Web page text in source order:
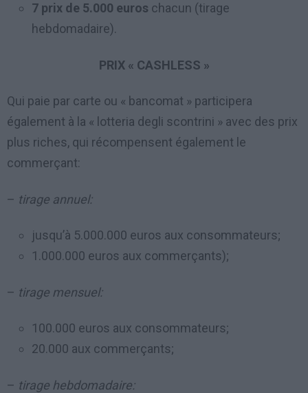
7 prix de 5.000 euros chacun (tirage
hebdomadaire).
PRIX « CASHLESS »
Qui paie par carte ou « bancomat » participera
également à la « lotteria degli scontrini » avec des prix
plus riches, qui récompensent également le
commerçant:
– tirage annuel:
jusqu’à 5.000.000 euros aux consommateurs;
1.000.000 euros aux commerçants);
– tirage mensuel:
100.000 euros aux consommateurs;
20.000 aux commerçants;
– tirage hebdomadaire: